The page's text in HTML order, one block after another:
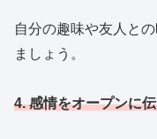
自分の趣味や友人と
ましょう。
4. 感情をオープンに